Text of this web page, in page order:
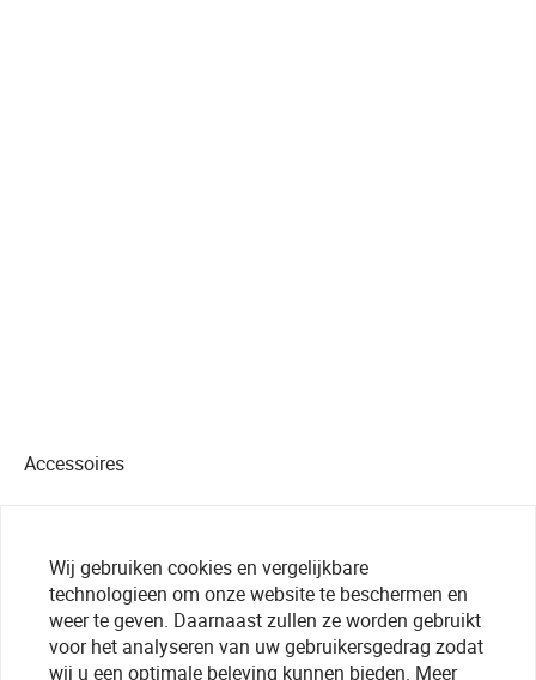
Accessoires
Wij gebruiken cookies en vergelijkbare
technologieen om onze website te beschermen en
weer te geven. Daarnaast zullen ze worden gebruikt
voor het analyseren van uw gebruikersgedrag zodat
wij u een optimale beleving kunnen bieden. Meer